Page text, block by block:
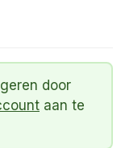
door
aan te